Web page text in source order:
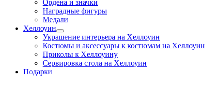
Ордена и значки
Наградные фигуры
Медали
Хеллоуин
Украшение интерьера на Хеллоуин
Костюмы и аксессуары к костюмам на Хеллоуин
Приколы к Хеллоуину
Сервировка стола на Хеллоуин
Подарки